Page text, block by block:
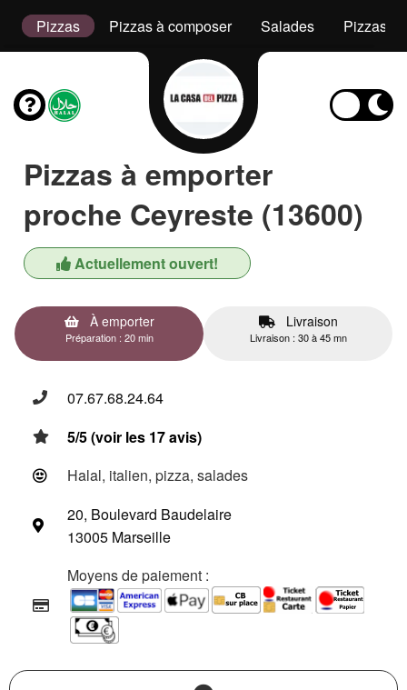
Pizzas Pizzas à composer Salades Pizzas
Pizzas à emporter
proche Ceyreste (13600)
Actuellement ouvert!
À emporter
Préparation : 20 min
Livraison
Livraison : 30 à 45 mn
07.67.68.24.64
5/5 (voir les 17 avis)
Halal, italien, pizza, salades
20, Boulevard Baudelaire
13005 Marseille
Moyens de paiement :